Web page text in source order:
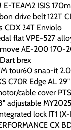
E-TEAM2 ISIS
drive belt 122T
CDX 24T Enviolo
flat VPE-527
AE-200 170-
brex
tour60 snap-it
C70R Edge AL
cable cover
adjustable MY2025
lock IT1 (X-
CX